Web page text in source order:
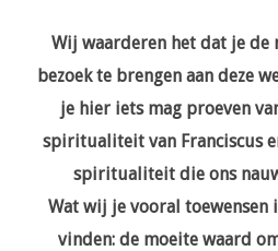
Wij waarderen het dat je de
bezoek te brengen aan deze
je hier iets mag proeven
spiritualiteit van Franciscus
spiritualiteit die ons
Wat wij je vooral toewensen
vinden: de moeite waard